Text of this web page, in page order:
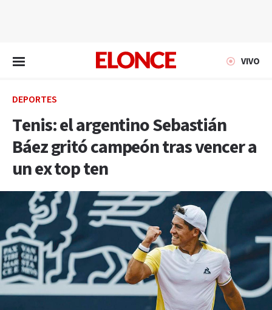
VIVO
DEPORTES
Tenis: el argentino Sebastián
Báez gritó campeón tras vencer a
un ex top ten